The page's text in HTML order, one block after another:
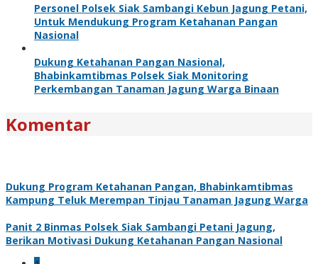
Personel Polsek Siak Sambangi Kebun Jagung Petani,
Untuk Mendukung Program Ketahanan Pangan
Nasional
Dukung Ketahanan Pangan Nasional,
Bhabinkamtibmas Polsek Siak Monitoring
Perkembangan Tanaman Jagung Warga Binaan
Komentar
Dukung Program Ketahanan Pangan, Bhabinkamtibmas
Kampung Teluk Merempan Tinjau Tanaman Jagung Warga
Panit 2 Binmas Polsek Siak Sambangi Petani Jagung,
Berikan Motivasi Dukung Ketahanan Pangan Nasional